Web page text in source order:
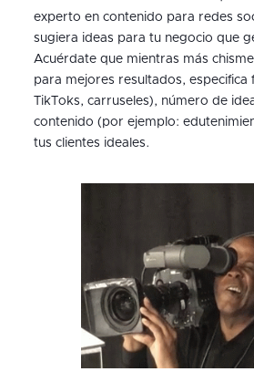
experto en contenido para redes
sugiera ideas para tu negocio que
Acuérdate que mientras más
para mejores resultados, especifica
TikToks, carruseles), número de
contenido (por ejemplo:
tus clientes ideales.